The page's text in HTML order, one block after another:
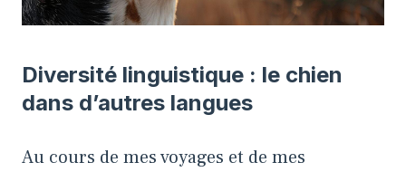
Diversité linguistique : le chien
dans d’autres langues
Au cours de mes voyages et de mes